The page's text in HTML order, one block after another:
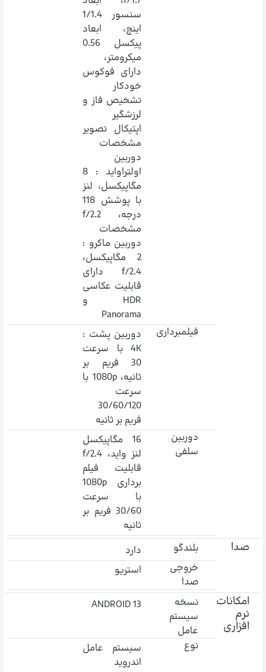
سنسور 1/1.4
اینچ، ابعاد
پیکسل 0.56
میکرومتر،
دارای فوکوس
خودکار
تشخیص فاز و
لرزشگیر
اپتیکال تصویر
مشخصات
دوربین
اولتراواید : 8
مگاپیکسل، لنز
با پوشش 118
درجه، f/2.2
مشخصات
دوربین ماکرو :
2 مگاپیکسل،
f/2.4 دارای
قابلیت عکاسی
HDR و
Panorama
فیلمبرداری
دوربین پشت :
4K با سرعت
30 فریم بر
ثانیه، 1080p با
سرعت
30/60/120
فریم بر ثانیه
دوربین
سلفی
16 مگاپیکسل
لنز واید، f/2.4
قابلیت فیلم
برداری 1080p
با سرعت
30/60 فریم بر
ثانیه
صدا بلندگو
دارد
خروجی
صدا
استریو
امکانات
نرم
افزاری
نسخه
سیستم
عامل
ANDROID 13
نوع
سیستم عامل
اندروید